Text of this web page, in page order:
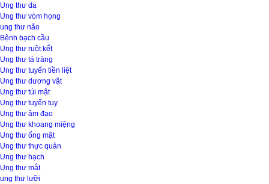
Ung thư da
Ung thư vòm họng
ung thư não
Bệnh bạch cầu
Ung thư ruột kết
Ung thư tá tràng
Ung thư tuyến tiền liệt
Ung thư dương vật
Ung thư túi mật
Ung thư tuyến tụy
Ung thư âm đạo
Ung thư khoang miệng
Ung thư ống mật
Ung thư thực quản
Ung thư hạch
Ung thư mắt
ung thư lưỡi